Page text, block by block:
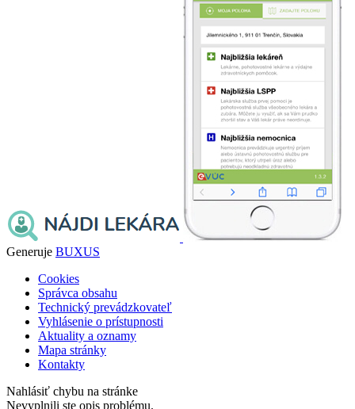
Generuje BUXUS
Cookies
Správca obsahu
Technický prevádzkovateľ
Vyhlásenie o prístupnosti
Aktuality a oznamy
Mapa stránky
Kontakty
Nahlásiť chybu na stránke
Nevyplnili ste opis problému.